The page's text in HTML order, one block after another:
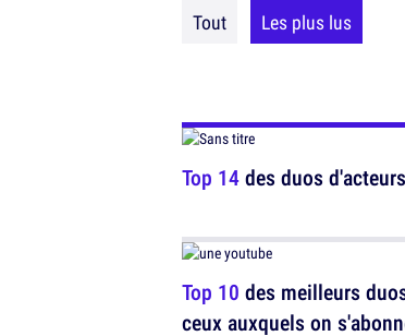
Tout Les plus lus
Top 14des duos
Top 10 des meilleurs
ceux auxquels on